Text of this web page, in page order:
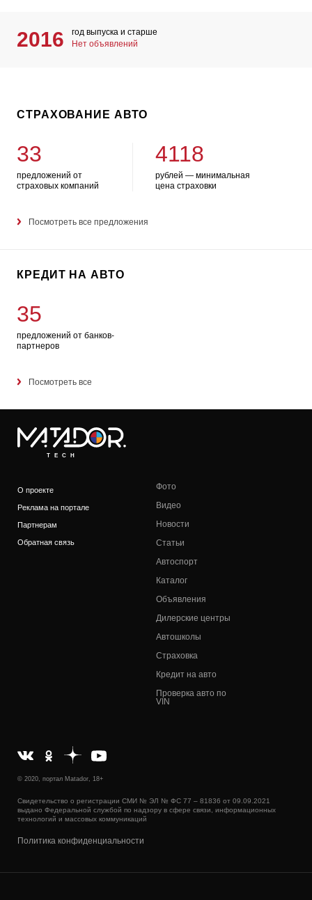
2016
год выпуска и старше
Нет объявлений
СТРАХОВАНИЕ АВТО
33
предложений от
страховых компаний
4118
рублей — минимальная
цена страховки
Посмотреть все предложения
КРЕДИТ НА АВТО
35
предложений от банков-
партнеров
Посмотреть все
TECH
О проекте
Реклама на портале
Партнерам
Обратная связь
Фото
Видео
Новости
Статьи
Автоспорт
Каталог
Объявления
Дилерские центры
Автошколы
Страховка
Кредит на авто
Проверка авто по
VIN
© 2020, портал Matador, 18+
Свидетельство о регистрации СМИ № ЭЛ № ФС 77 – 81836 от 09.09.2021
выдано Федеральной службой по надзору в сфере связи, информационных
технологий и массовых коммуникаций
Политика конфиденциальности